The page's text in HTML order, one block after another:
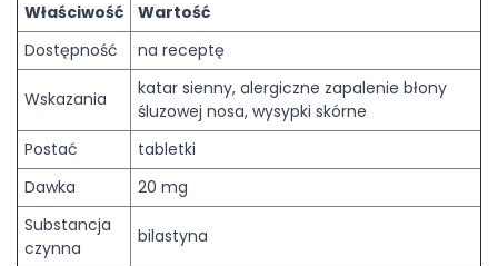
Właściwość
Wartość
Dostępność
na receptę
Wskazania
katar sienny, alergiczne zapalenie błony
śluzowej nosa, wysypki skórne
Postać
tabletki
Dawka
20 mg
Substancja
czynna
bilastyna